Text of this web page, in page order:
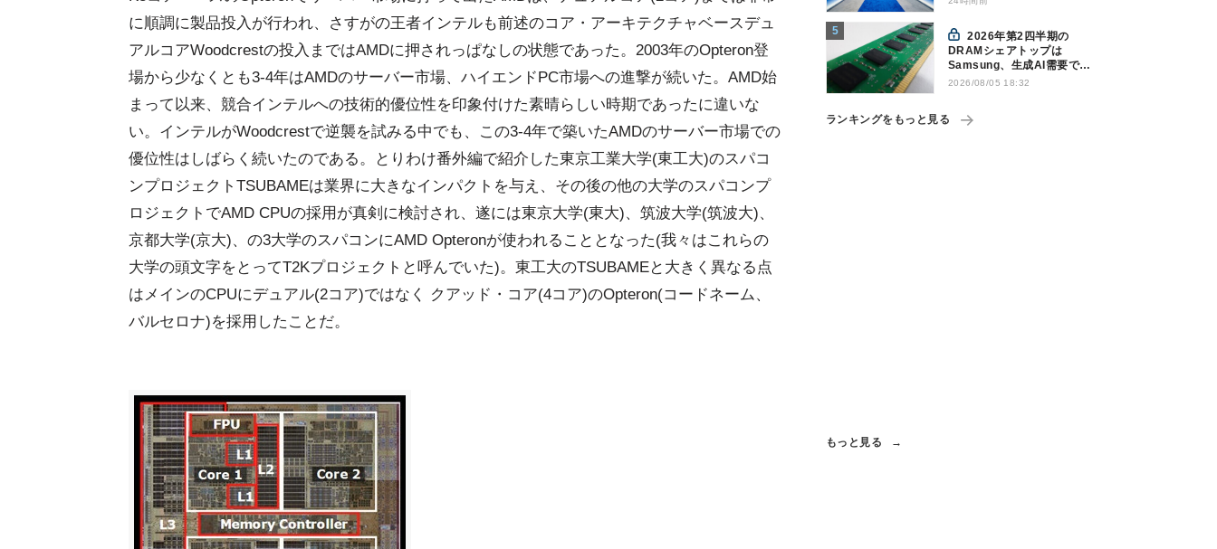
に順調に製品投入が行われ、さすがの王者インテルも前述のコア・アーキテクチャベースデュ
アルコアWoodcrestの投入まではAMDに押されっぱなしの状態であった。2003年のOpteron登
場から少なくとも3-4年はAMDのサーバー市場、ハイエンドPC市場への進撃が続いた。AMD始
まって以来、競合インテルへの技術的優位性を印象付けた素晴らしい時期であったに違いな
い。インテルがWoodcrestで逆襲を試みる中でも、この3-4年で築いたAMDのサーバー市場での
優位性はしばらく続いたのである。とりわけ番外編で紹介した東京工業大学(東工大)のスパコ
ンプロジェクトTSUBAMEは業界に大きなインパクトを与え、その後の他の大学のスパコンプ
ロジェクトでAMD CPUの採用が真剣に検討され、遂には東京大学(東大)、筑波大学(筑波大)、
京都大学(京大)、の3大学のスパコンにAMD Opteronが使われることとなった(我々はこれらの
大学の頭文字をとってT2Kプロジェクトと呼んでいた)。東工大のTSUBAMEと大きく異なる点
はメインのCPUにデュアル(2コア)ではなく クアッド・コア(4コア)のOpteron(コードネーム、
バルセロナ)を採用したことだ。
2026年第2四半期の
DRAMシェアトップは
Samsung、生成AI需要で競
争構図に変化
2026/08/05 18:32
ランキングをもっと見る
もっと見る